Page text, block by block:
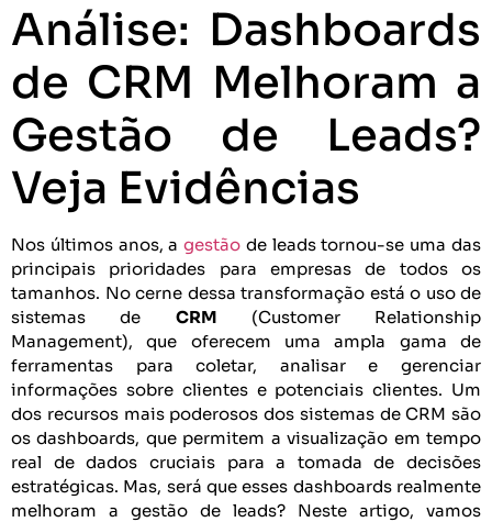
Análise: Dashboards
de CRM Melhoram a
Gestão de Leads?
Veja Evidências
Nos últimos anos, agestão de leads tornou-se uma das
principais prioridades para empresas de todos os
tamanhos. No cerne dessa transformação está o uso de
sistemas de CRM (Customer Relationship
Management), que oferecem uma ampla gama de
ferramentas para coletar, analisar e gerenciar
informações sobre clientes e potenciais clientes. Um
dos recursos mais poderosos dos sistemas de CRM são
os dashboards, que permitem a visualização em tempo
real de dados cruciais para a tomada de decisões
estratégicas. Mas, será que esses dashboards realmente
melhoram a gestão de leads? Neste artigo, vamos